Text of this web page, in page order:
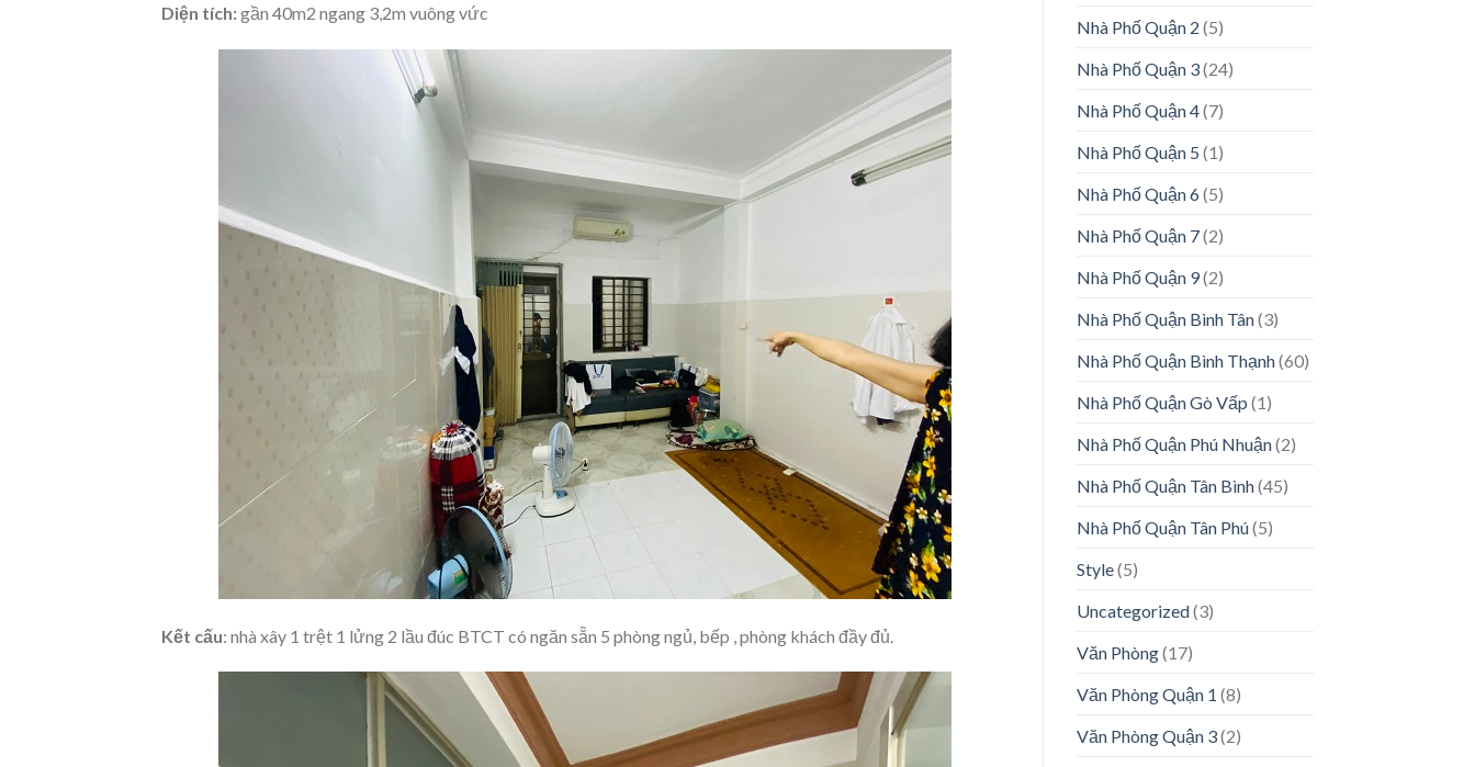
Diện tích:gần 40m2 ngang 3,2m vuông vức
Kết cấu: nhà xây 1 trệt 1 lửng 2 lầu đúc BTCT có ngăn sẵn 5 phòng ngủ, bếp , phòng khách đầy đủ.
Nhà Phố Quận 2 (5)
Nhà Phố Quận 3(24)
Nhà Phố Quận 4(7)
Nhà Phố Quận 5 (1)
Nhà Phố Quận 6(5)
Nhà Phố Quận 7(2)
Nhà Phố Quận 9(2)
Nhà Phố Quận Bình Tân(3)
Nhà Phố Quận Bình Thạnh(60)
Nhà Phố Quận Gò Vấp (1)
Nhà Phố Quận Phú Nhuận(2)
Nhà Phố Quận Tân Bình(45)
Nhà Phố Quận Tân Phú(5)
Style(5)
Uncategorized(3)
Văn Phòng(17)
Văn Phòng Quận 1 (8)
Văn Phòng Quận 3(2)